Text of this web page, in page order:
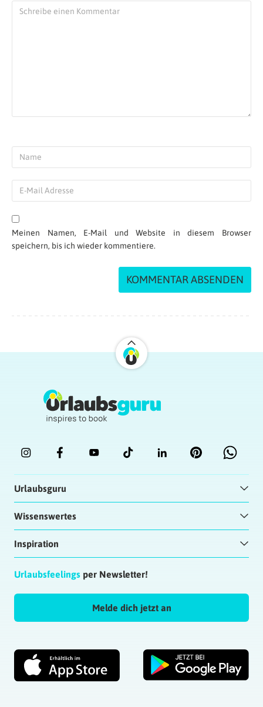
Meinen Namen, E-Mail und Website in diesem Browser
speichern, bis ich wieder kommentiere.
Urlaubsguru
Wissenswertes
Inspiration
Urlaubsfeelings per Newsletter!
Melde dich jetzt an